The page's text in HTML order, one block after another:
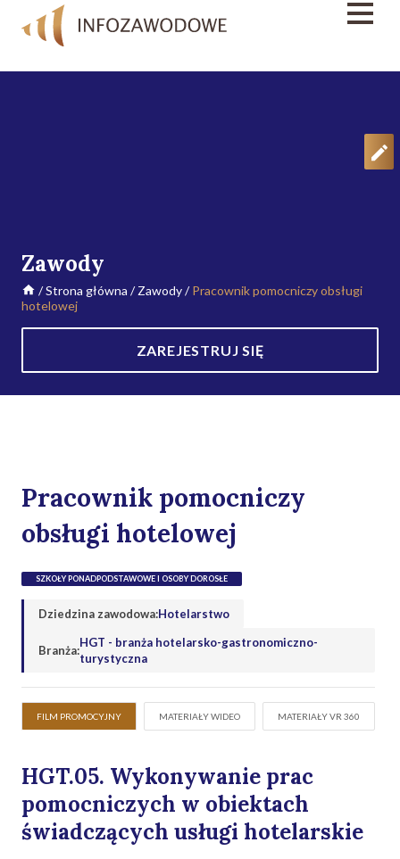
Zawody
/Strona główna /Zawody/Pracownik pomocniczy obsługi
hotelowej
ZAREJESTRUJ SIĘ
Pracownik pomocniczy
obsługi hotelowej
SZKOŁY PONADPODSTAWOWE I OSOBY DOROSŁE
Dziedzina zawodowa:Hotelarstwo
Branża:
HGT - branża hotelarsko-gastronomiczno-
turystyczna
FILM PROMOCYJNY MATERIAŁY WIDEO MATERIAŁY VR 360
HGT.05. Wykonywanie prac
pomocniczych w obiektach
świadczących usługi hotelarskie